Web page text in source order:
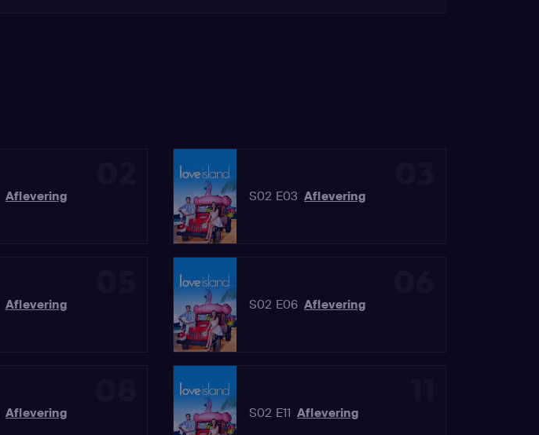
Aflevering S02 E03 Aflevering
Aflevering S02 E06 Aflevering
Aflevering S02 E11 Aflevering